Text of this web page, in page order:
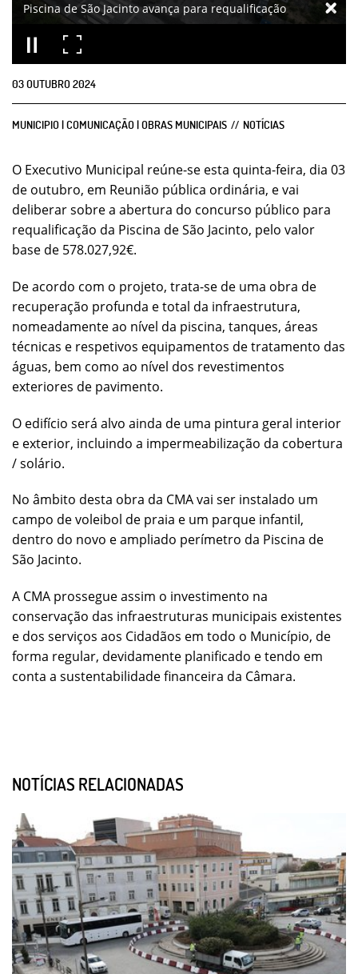
Piscina de São Jacinto avança para requalificação
03OUTUBRO2024
MUNICIPIO | COMUNICAÇÃO | OBRAS MUNICIPAIS NOTÍCIAS
O Executivo Municipal reúne-se esta quinta-feira, dia 03
de outubro, em Reunião pública ordinária, e vai
deliberar sobre a abertura do concurso público para
requalificação da Piscina de São Jacinto, pelo valor
base de 578.027,92€.
De acordo com o projeto, trata-se de uma obra de
recuperação profunda e total da infraestrutura,
nomeadamente ao nível da piscina, tanques, áreas
técnicas e respetivos equipamentos de tratamento das
águas, bem como ao nível dos revestimentos
exteriores de pavimento.
O edifício será alvo ainda de uma pintura geral interior
e exterior, incluindo a impermeabilização da cobertura
/ solário.
No âmbito desta obra da CMA vai ser instalado um
campo de voleibol de praia e um parque infantil,
dentro do novo e ampliado perímetro da Piscina de
São Jacinto.
A CMA prossegue assim o investimento na
conservação das infraestruturas municipais existentes
e dos serviços aos Cidadãos em todo o Município, de
forma regular, devidamente planificado e tendo em
conta a sustentabilidade financeira da Câmara.
NOTÍCIAS RELACIONADAS